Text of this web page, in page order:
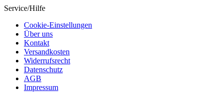
Service/Hilfe
Cookie-Einstellungen
Über uns
Kontakt
Versandkosten
Widerrufsrecht
Datenschutz
AGB
Impressum